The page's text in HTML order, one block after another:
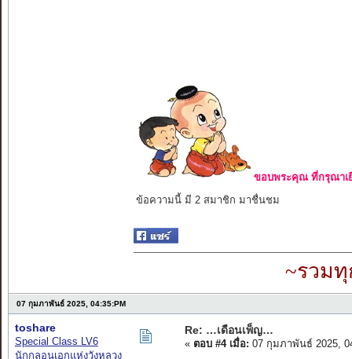
ขอบพระคุณ ที่กรุณาเ
ข้อความนี้ มี 2 สมาชิก มาชื่นชม
~รวมทุ
07 กุมภาพันธ์ 2025, 04:35:PM
toshare
Special Class LV6
นักกลอนเอกแห่งวังหลวง
Re: …เดือนเพ็ญ…
« ตอบ #4 เมื่อ: 07 กุมภาพันธ์ 2025,